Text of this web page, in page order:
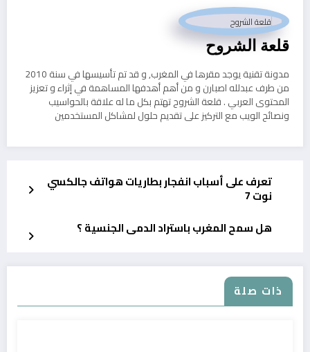
قلعة الشروح
مدونة تقنية يوجد مقرها في المغرب, و قد تم تأسيسها في سنة 2010
من طرف عبدلله اصبارن و من أهم أهدفها المساهمة في إثراء و تعزيز
المحتوى العربي . قلعة الشروح تهتم بكل ما له علاقة بالحواسيب
ونصائح الويب مع التركيز على تقديم حلول لمشاكل المستخدمين
تعرف على أسباب انفجار بطاريات هواتف جالكسي
نوت 7
هل سمح المغرب باستراد الدمى الجنسية ؟
ذات صلة